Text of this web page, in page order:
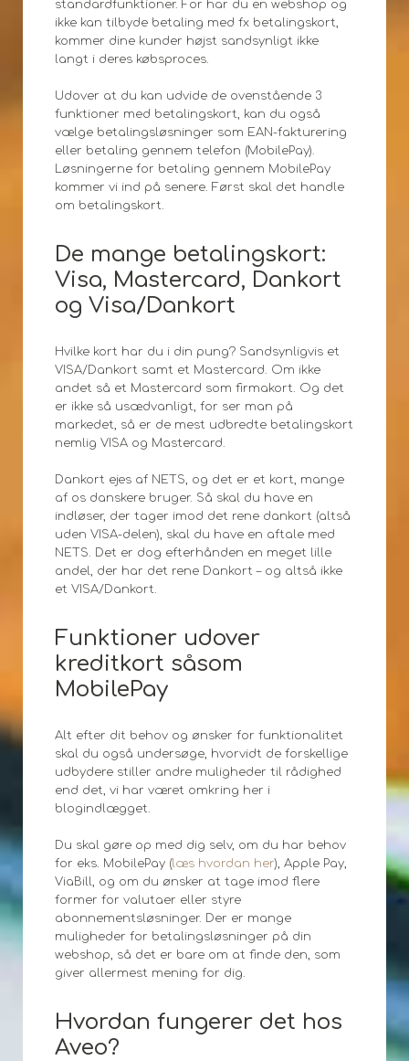
standardfunktioner. For har du en webshop og
ikke kan tilbyde betaling med fx betalingskort,
kommer dine kunder højst sandsynligt ikke
langt i deres købsproces.
Udover at du kan udvide de ovenstående 3
funktioner med betalingskort, kan du også
vælge betalingsløsninger som EAN-fakturering
eller betaling gennem telefon (MobilePay).
Løsningerne for betaling gennem MobilePay
kommer vi ind på senere. Først skal det handle
om betalingskort.
De mange betalingskort:
Visa, Mastercard, Dankort
og Visa/Dankort
Hvilke kort har du i din pung? Sandsynligvis et
VISA/Dankort samt et Mastercard. Om ikke
andet så et Mastercard som firmakort. Og det
er ikke så usædvanligt, for ser man på
markedet, så er de mest udbredte betalingskort
nemlig VISA og Mastercard.
Dankort ejes af NETS, og det er et kort, mange
af os danskere bruger. Så skal du have en
indløser, der tager imod det rene dankort (altså
uden VISA-delen), skal du have en aftale med
NETS. Det er dog efterhånden en meget lille
andel, der har det rene Dankort – og altså ikke
et VISA/Dankort.
Funktioner udover
kreditkort såsom
MobilePay
Alt efter dit behov og ønsker for funktionalitet
skal du også undersøge, hvorvidt de forskellige
udbydere stiller andre muligheder til rådighed
end det, vi har været omkring her i
blogindlægget.
Du skal gøre op med dig selv, om du har behov
for eks. MobilePay (læs hvordan her), Apple Pay,
ViaBill, og om du ønsker at tage imod flere
former for valutaer eller styre
abonnementsløsninger. Der er mange
muligheder for betalingsløsninger på din
webshop, så det er bare om at finde den, som
giver allermest mening for dig.
Hvordan fungerer det hos
Aveo?